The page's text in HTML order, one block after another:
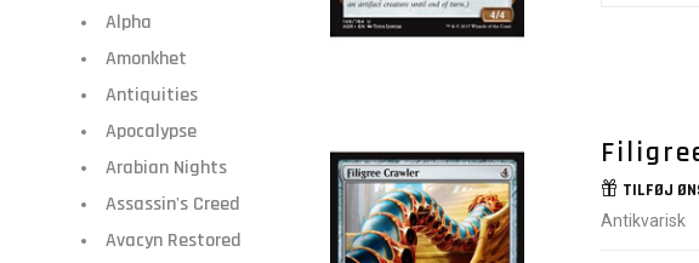
Alpha
Amonkhet
Antiquities
Apocalypse
Arabian Nights
Assassin's Creed
Avacyn Restored
TILFØJ
Antikvarisk